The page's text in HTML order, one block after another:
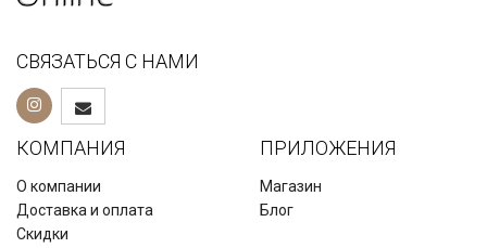
СВЯЗАТЬСЯ С НАМИ
КОМПАНИЯ
О компании
Доставка и оплата
Скидки
ПРИЛОЖЕНИЯ
Магазин
Блог